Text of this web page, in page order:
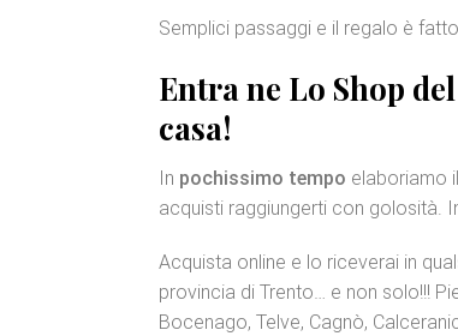
Semplici passaggi e il regalo è
Entra ne Lo Shop
casa!
In pochissimo tempo elaboriamo
acquisti raggiungerti con golosità.
Acquista online e lo riceverai in
provincia di Trento… e non solo!!!
Bocenago, Telve, Cagnò,